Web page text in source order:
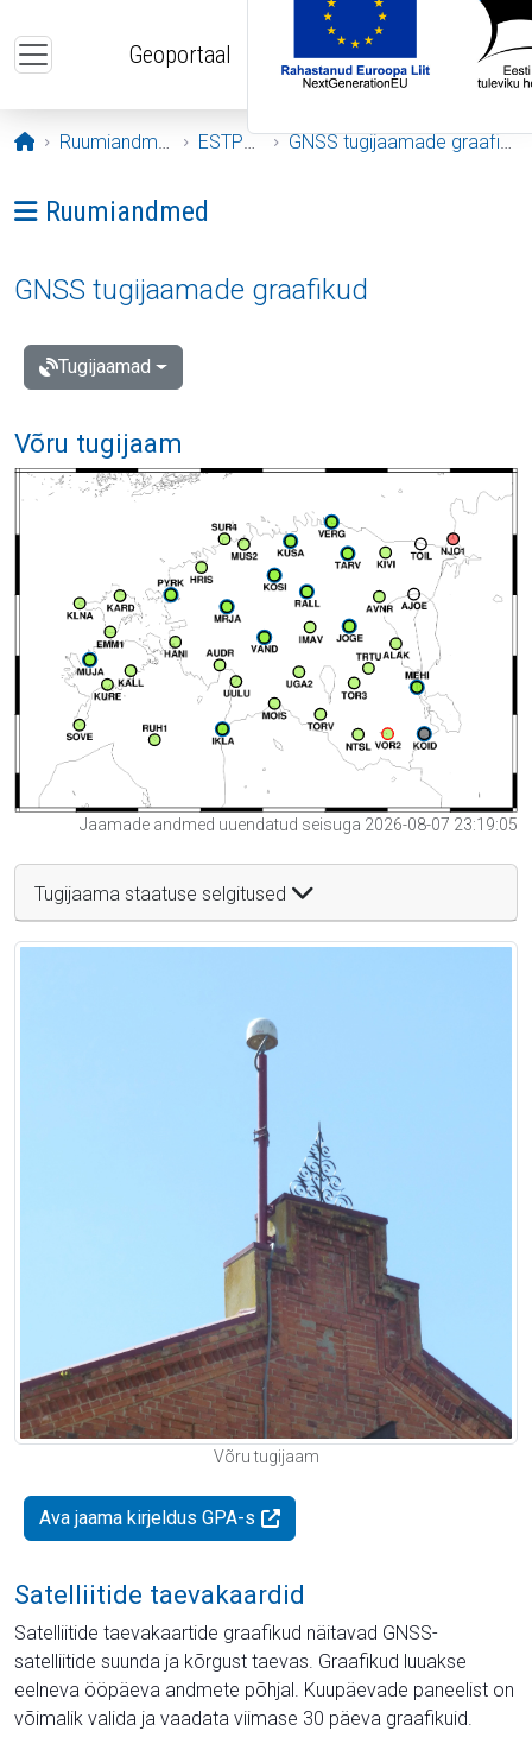
Geoportaal
Avaleht
Ruumiandmed ESTPOS GNSS tugijaamade graafikud
Ava menüü: Ruumiandmed
Ruumiandmed
GNSS tugijaamade graafikud
Tugijaamad
Võru tugijaam
Jaamade andmed uuendatud seisuga 2026-08-07 23:19:05
Tugijaama staatuse selgitused
Võru tugijaam
Ava jaama kirjeldus GPA-s
Satelliitide taevakaardid
Satelliitide taevakaartide graafikud näitavad GNSS-
satelliitide suunda ja kõrgust taevas. Graafikud luuakse
eelneva ööpäeva andmete põhjal. Kuupäevade paneelist on
võimalik valida ja vaadata viimase 30 päeva graafikuid.